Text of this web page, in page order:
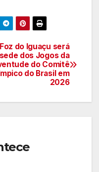
Foz do Iguaçu será
sede dos Jogos da
do Comitê
do Brasil em
2026